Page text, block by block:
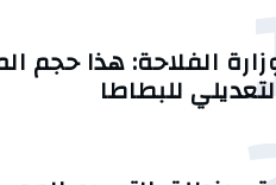
الفلاحة: هذا حجم
للبطاطا